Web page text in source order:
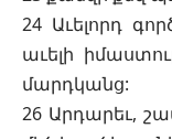
24 Աւելորդ
աւելի
մարդկանց:
26 Արդարեւ,